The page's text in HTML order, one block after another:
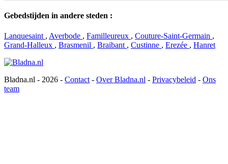
Gebedstijden in andere steden :
Lanquesaint , Averbode , Familleureux , Couture-Saint-Germain ,
Grand-Halleux , Brasmenil , Braibant , Custinne , Erezée , Hanret
Bladna.nl - 2026 - Contact - Over Bladna.nl - Privacybeleid - Ons
team